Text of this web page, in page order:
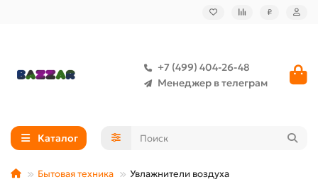
₽
+7 (499) 404-26-48
Менеджер в телеграм
Каталог
Бытовая техника Увлажнители воздуха